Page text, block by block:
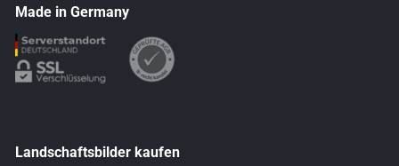
Made in Germany
Landschaftsbilder kaufen